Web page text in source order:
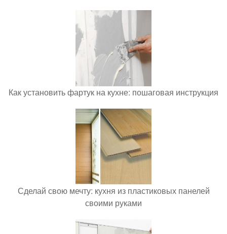
Как установить фартук на кухне: пошаговая инструкция
Сделай свою мечту: кухня из пластиковых панелей
своими руками